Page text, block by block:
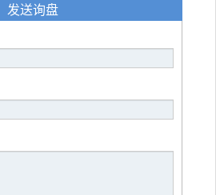
发送询盘